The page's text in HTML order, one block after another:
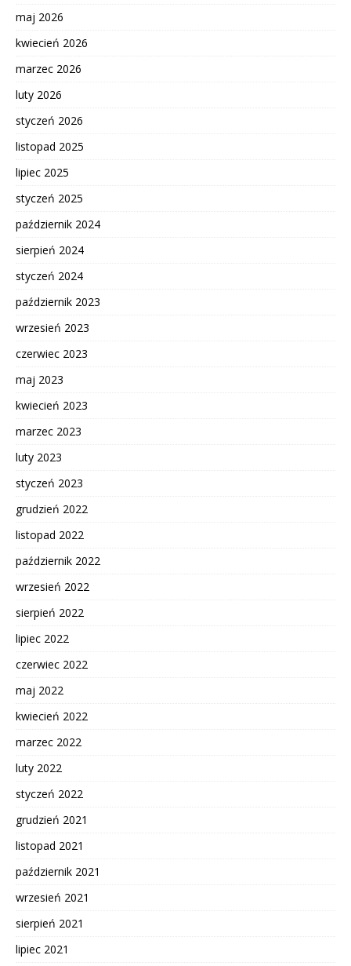
maj 2026
kwiecień 2026
marzec 2026
luty 2026
styczeń 2026
listopad 2025
lipiec 2025
styczeń 2025
październik 2024
sierpień 2024
styczeń 2024
październik 2023
wrzesień 2023
czerwiec 2023
maj 2023
kwiecień 2023
marzec 2023
luty 2023
styczeń 2023
grudzień 2022
listopad 2022
październik 2022
wrzesień 2022
sierpień 2022
lipiec 2022
czerwiec 2022
maj 2022
kwiecień 2022
marzec 2022
luty 2022
styczeń 2022
grudzień 2021
listopad 2021
październik 2021
wrzesień 2021
sierpień 2021
lipiec 2021